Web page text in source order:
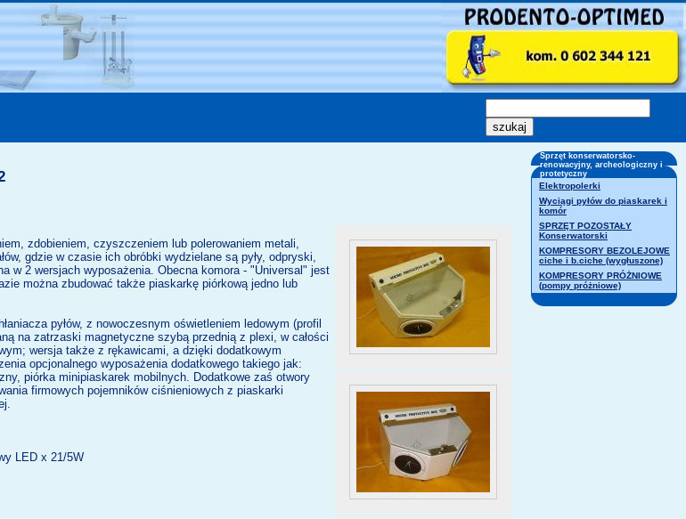
zdobieniem, czyszczeniem lub polerowaniem metali,
gdzie w czasie ich obróbki wydzielane są pyły, odpryski,
w 2 wersjach wyposażenia. Obecna komora - "Universal" jest
można zbudować także piaskarkę piórkową jedno lub
pyłów, z nowoczesnym oświetleniem ledowym (profil
na zatrzaski magnetyczne szybą przednią z plexi, w całości
wersja także z rękawicami, a dzięki dodatkowym
opcjonalnego wyposażenia dodatkowego takiego jak:
piórka minipiaskarek mobilnych. Dodatkowe zaś otwory
firmowych pojemników ciśnieniowych z piaskarki
LED x 21/5W
Sprzęt konserwatorsko-
renowacyjny, archeologiczny i
protetyczny
Elektropolerki
Wyciągi pyłów do piaskarek i
komór
SPRZĘT POZOSTAŁY
Konserwatorski
KOMPRESORY BEZOLEJOWE
ciche i b.ciche (wygłuszone)
KOMPRESORY PRÓŻNIOWE
(pompy próżniowe)